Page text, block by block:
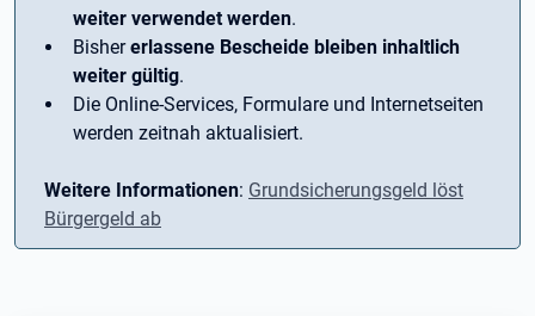
weiter verwendet werden.
Bishererlassene Bescheide bleiben inhaltlich
weiter gültig.
Die Online-Services, Formulare und Internetseiten
werden zeitnah aktualisiert.
Weitere Informationen: Grundsicherungsgeld löst
Bürgergeld ab